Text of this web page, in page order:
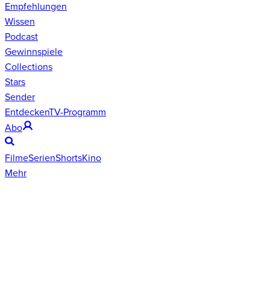
Empfehlungen
Wissen
Podcast
Gewinnspiele
Collections
Stars
Sender
EntdeckenTV-Programm
Abo
FilmeSerienShortsKino
Mehr